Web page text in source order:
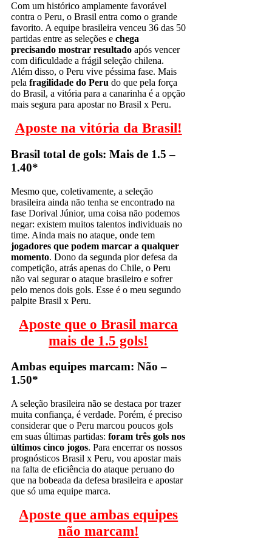
Com um histórico amplamente favorável
contra o Peru, o Brasil entra como o grande
favorito. A equipe brasileira venceu 36 das 50
partidas entre as seleções e chega
precisando mostrar resultado após vencer
com dificuldade a frágil seleção chilena.
Além disso, o Peru vive péssima fase. Mais
pela fragilidade do Peru do que pela força
do Brasil, a vitória para a canarinha é a opção
mais segura para apostar no Brasil x Peru.
Aposte na vitória da Brasil!
Brasil total de gols: Mais de 1.5 –
1.40*
Mesmo que, coletivamente, a seleção
brasileira ainda não tenha se encontrado na
fase Dorival Júnior, uma coisa não podemos
negar: existem muitos talentos individuais no
time. Ainda mais no ataque, onde tem
jogadores que podem marcar a qualquer
momento. Dono da segunda pior defesa da
competição, atrás apenas do Chile, o Peru
não vai segurar o ataque brasileiro e sofrer
pelo menos dois gols. Esse é o meu segundo
palpite Brasil x Peru.
Aposte que o Brasil marca
mais de 1.5 gols!
Ambas equipes marcam: Não –
1.50*
A seleção brasileira não se destaca por trazer
muita confiança, é verdade. Porém, é preciso
considerar que o Peru marcou poucos gols
em suas últimas partidas: foram três gols nos
últimos cinco jogos. Para encerrar os nossos
prognósticos Brasil x Peru, vou apostar mais
na falta de eficiência do ataque peruano do
que na bobeada da defesa brasileira e apostar
que só uma equipe marca.
Aposte que ambas equipes
não marcam!